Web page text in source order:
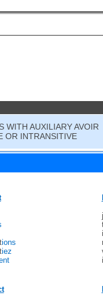
WITH AUXILIARY AVOIR
OR INTRANSITIVE
ions
iez